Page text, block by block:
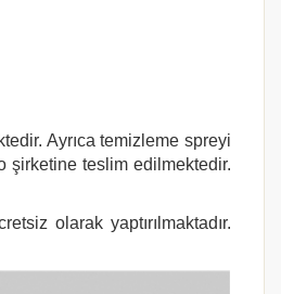
Ayrıca temizleme spreyi
şirketine teslim edilmektedir.
olarak yaptırılmaktadır.